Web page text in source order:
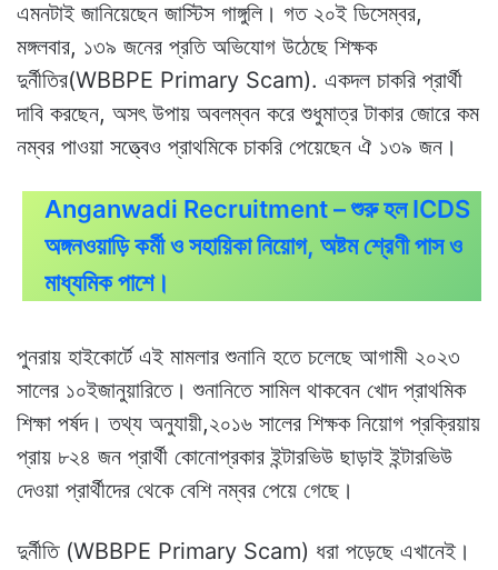
এমনটাই জানিয়েছেন জাস্টিস গাঙ্গুলি। গত ২০ই ডিসেম্বর,
মঙ্গলবার, ১৩৯ জনের প্রতি অভিযোগ উঠেছে শিক্ষক
দুর্নীতির(WBBPE Primary Scam). একদল চাকরি প্রার্থী
দাবি করছেন, অসৎ উপায় অবলম্বন করে শুধুমাত্র টাকার জোরে কম
নম্বর পাওয়া সত্ত্বেও প্রাথমিকে চাকরি পেয়েছেন ঐ ১৩৯ জন।
Anganwadi Recruitment – শুরু হল ICDS
অঙ্গনওয়াড়ি কর্মী ও সহায়িকা নিয়োগ, অষ্টম শ্রেণী পাস ও
মাধ্যমিক পাশে।
পুনরায় হাইকোর্টে এই মামলার শুনানি হতে চলেছে আগামী ২০২৩
সালের ১০ইজানুয়ারিতে। শুনানিতে সামিল থাকবেন খোদ প্রাথমিক
শিক্ষা পর্ষদ। তথ্য অনুযায়ী,২০১৬ সালের শিক্ষক নিয়োগ প্রক্রিয়ায়
প্রায় ৮২৪ জন প্রার্থী কোনোপ্রকার ইন্টারভিউ ছাড়াই ইন্টারভিউ
দেওয়া প্রার্থীদের থেকে বেশি নম্বর পেয়ে গেছে।
দুর্নীতি (WBBPE Primary Scam) ধরা পড়েছে এখানেই।